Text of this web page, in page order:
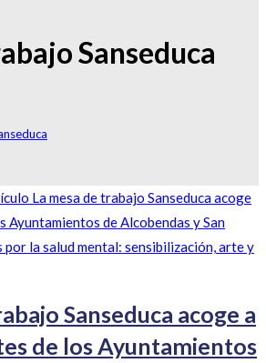
Sanseduca
Sanseduca acoge a
de los Ayuntamientos